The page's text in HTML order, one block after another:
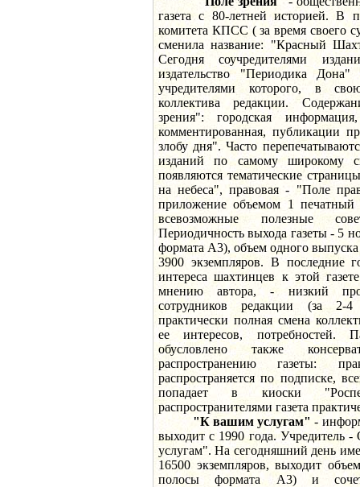
газета с 80-летней историей. В
комитета КПСС ( за время своего
сменила название: "Красный
Сегодня соучредителями
издательство "Периодика
учредителями которого, в
коллектива редакции.
зрения": городская
комментированная, публикации
злобу дня". Часто
изданий по самому широкому
появляются тематические
на небеса", правовая - "Поле
приложение объемом 1 печатный
всевозможные полезные
Периодичность выхода газеты - 5
формата А3), объем одного
3900 экземпляров. В последние
интереса шахтинцев к этой
мнению автора, - низкий
сотрудников редакции (за 2-
практически полная смена
ее интересов, потребностей.
обусловлено также
распространению газеты:
распространяется по подписке,
попадает в киоски
распространителями газета
"К вашим услугам" -
выходит с 1990 года.
услугам". На сегодняшний день
16500 экземпляров, выходит
полосы формата А3) и